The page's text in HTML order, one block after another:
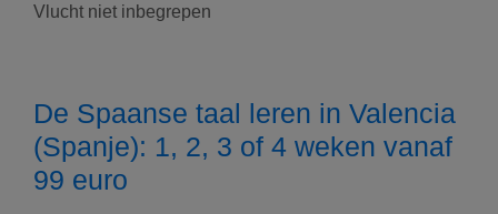
Logies
Vlucht niet inbegrepen
De Spaanse taal leren in Valencia
(Spanje): 1, 2, 3 of 4 weken vanaf
99 euro